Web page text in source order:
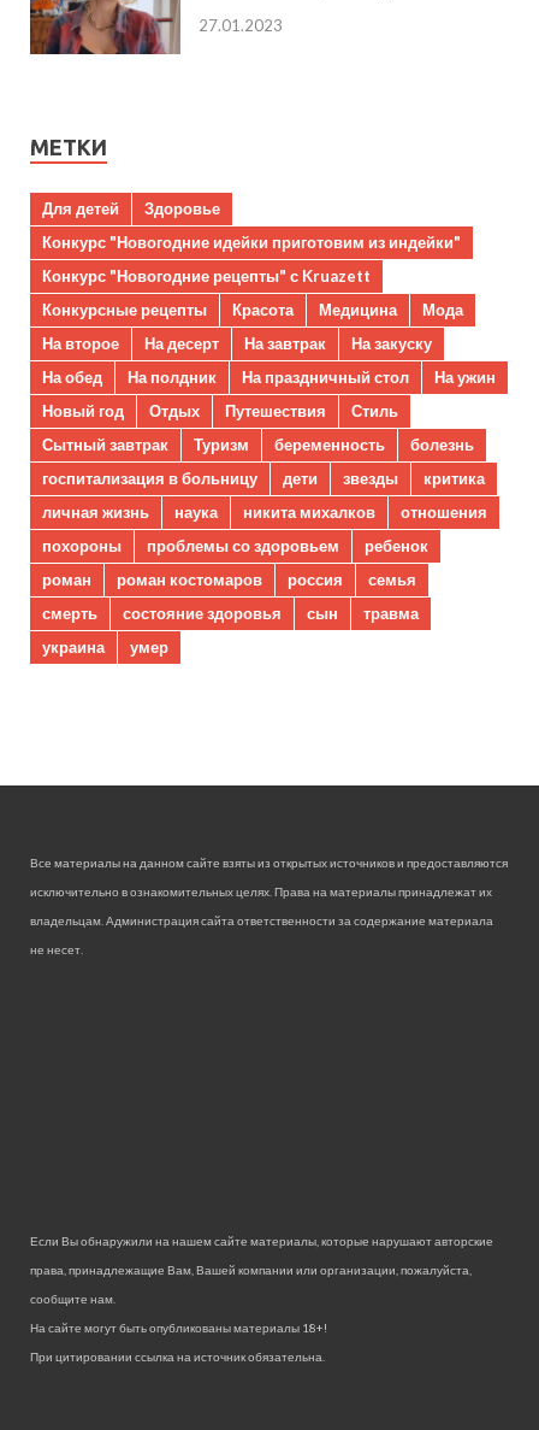
27.01.2023
МЕТКИ
Для детей
Здоровье
Конкурс "Новогодние идейки приготовим из индейки"
Конкурс "Новогодние рецепты" с Kruazett
Конкурсные рецепты
Красота Медицина
Мода
На второе
На десерт На завтрак
На закуску
На обед
На полдник На праздничный стол
На ужин
Новый год
Отдых Путешествия
Стиль
Сытный завтрак
Туризм беременность
болезнь
госпитализация в больницу
дети звезды
критика
личная жизнь
наука никита михалков
отношения
похороны
проблемы со здоровьем
ребенок
роман
роман костомаров россия
семья
смерть
состояние здоровья сын
травма
украина
умер
Все материалы на данном сайте взяты из открытых источников и предоставляются
исключительно в ознакомительных целях. Права на материалы принадлежат их
владельцам. Администрация сайта ответственности за содержание материала
не несет.
Если Вы обнаружили на нашем сайте материалы, которые нарушают авторские
права, принадлежащие Вам, Вашей компании или организации, пожалуйста,
сообщите нам.
На сайте могут быть опубликованы материалы 18+!
При цитировании ссылка на источник обязательна.